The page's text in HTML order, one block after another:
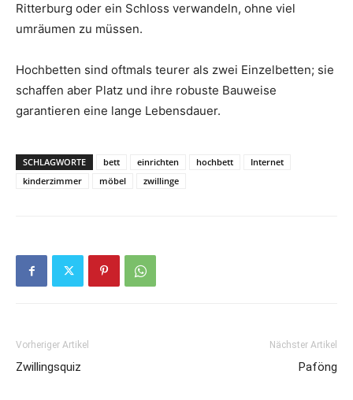
Ritterburg oder ein Schloss verwandeln, ohne viel
umräumen zu müssen.
Hochbetten sind oftmals teurer als zwei Einzelbetten; sie
schaffen aber Platz und ihre robuste Bauweise
garantieren eine lange Lebensdauer.
SCHLAGWORTE bett einrichten hochbett
Internet
kinderzimmer
möbel zwillinge
Vorheriger Artikel
Zwillingsquiz
Nächster Artikel
Paföng